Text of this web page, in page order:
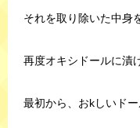
それを取り除いた中身
再度オキシドールに漬
最初から、おkしいド